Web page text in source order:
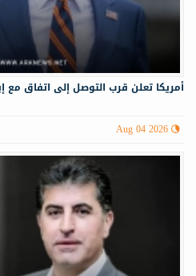
أمريكا تعلن قرب التوصل إلى اتفاق مع
Aug 04 2026